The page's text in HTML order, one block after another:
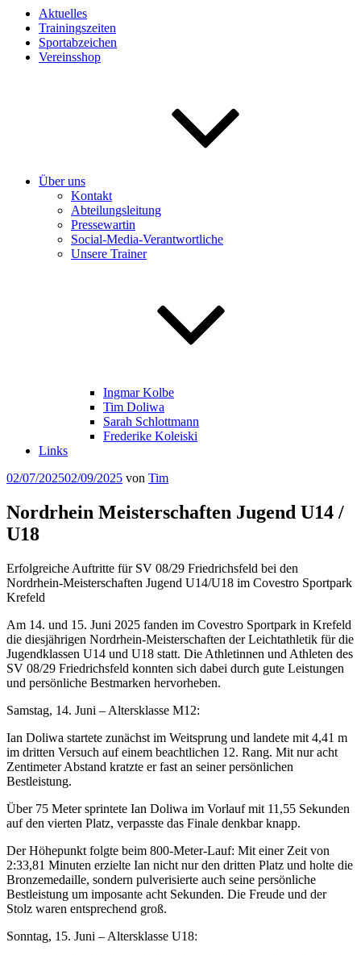
Aktuelles
Trainingszeiten
Sportabzeichen
Vereinsshop
Über uns
Kontakt
Abteilungsleitung
Pressewartin
Social-Media-Verantwortliche
Unsere Trainer
Ingmar Kolbe
Tim Doliwa
Sarah Schlottmann
Frederike Koleiski
Links
Veröffentlicht
02/07/202502/09/2025 von Tim
Nordrhein Meisterschaften Jugend U14 /
U18
Erfolgreiche Auftritte für SV 08/29 Friedrichsfeld bei den
Nordrhein-Meisterschaften Jugend U14/U18 im Covestro Sportpark
Krefeld
Am 14. und 15. Juni 2025 fanden im Covestro Sportpark in Krefeld
die diesjährigen Nordrhein-Meisterschaften der Leichtathletik für die
Jugendklassen U14 und U18 statt. Die Athletinnen und Athleten des
SV 08/29 Friedrichsfeld konnten sich dabei durch gute Leistungen
und persönliche Bestmarken hervorheben.
Samstag, 14. Juni – Altersklasse M12:
Ian Doliwa startete zunächst im Weitsprung und landete mit 4,41 m
im dritten Versuch auf einem beachtlichen 12. Rang. Mit nur acht
Zentimeter Abstand kratzte er fast an seiner persönlichen
Bestleistung.
Über 75 Meter sprintete Ian Doliwa im Vorlauf mit 11,55 Sekunden
auf den vierten Platz, verpasste das Finale denkbar knapp.
Der Höhepunkt folgte beim 800-Meter-Lauf: Mit einer Zeit von
2:33,81 Minuten erzielte Ian nicht nur den dritten Platz und holte die
Bronzemedaille, sondern pulverisierte auch seine persönliche
Bestleistung um imposante acht Sekunden. Die Freude und der
Stolz waren entsprechend groß.
Sonntag, 15. Juni – Altersklasse U18: